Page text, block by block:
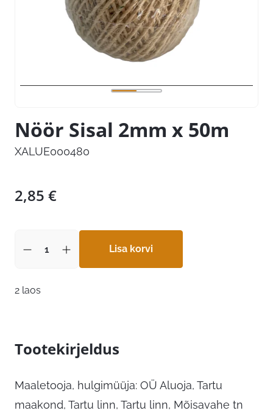
Nöör Sisal 2mm x 50m
XALUE000480
2,85 €
Lisa korvi
2 laos
Tootekirjeldus
Maaletooja, hulgimüüja: OÜ Aluoja, Tartu
maakond, Tartu linn, Tartu linn, Mõisavahe tn